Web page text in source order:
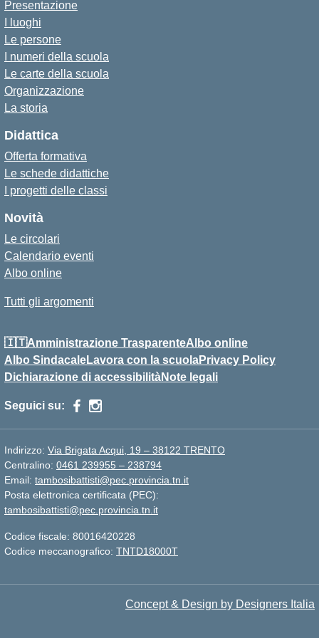
Presentazione
I luoghi
Le persone
I numeri della scuola
Le carte della scuola
Organizzazione
La storia
Didattica
Offerta formativa
Le schede didattiche
I progetti delle classi
Novità
Le circolari
Calendario eventi
Albo online
Tutti gli argomenti
🇮🇹Amministrazione TrasparenteAlbo online
Albo SindacaleLavora con la scuolaPrivacy Policy
Dichiarazione di accessibilitàNote legali
Seguici su:
Indirizzo: Via Brigata Acqui, 19 – 38122 TRENTO
Centralino: 0461 239955 – 238794
Email: tambosibattisti@pec.provincia.tn.it
Posta elettronica certificata (PEC):
tambosibattisti@pec.provincia.tn.it
Codice fiscale: 80016420228
Codice meccanografico: TNTD18000T
Concept & Design by Designers Italia